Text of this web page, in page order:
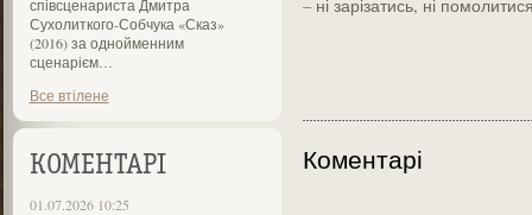
співсценариста Дмитра
Сухолиткого-Собчука «Сказ»
(2016) за однойменним
сценарієм…
Все втілене
КОМЕНТАРІ
01.07.2026 10:25
– ні зарізатись, ні
Коментарі